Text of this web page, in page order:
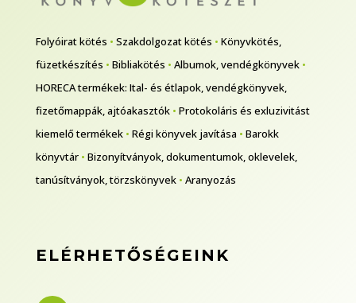
Folyóirat kötés • Szakdolgozat kötés • Könyvkötés,
füzetkészítés • Bibliakötés • Albumok, vendégkönyvek•
HORECA termékek: Ital- és étlapok, vendégkönyvek,
fizetőmappák, ajtóakasztók• Protokoláris és exluzivitást
kiemelő termékek• Régi könyvek javítása • Barokk
könyvtár• Bizonyítványok, dokumentumok, oklevelek,
tanúsítványok, törzskönyvek• Aranyozás
ELÉRHETŐSÉGEINK